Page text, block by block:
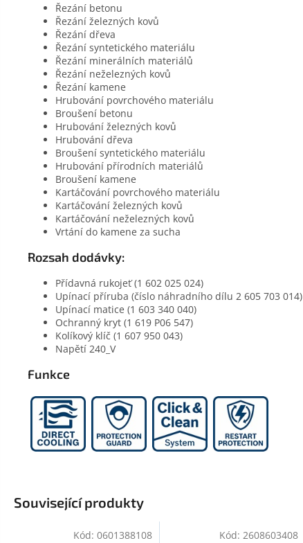
Související produkty
Kód: 0601388108 Kód: 2608603408
Řezání betonu
Řezání železných kovů
Řezání dřeva
Řezání syntetického materiálu
Řezání minerálních materiálů
Řezání neželezných kovů
Řezání kamene
Hrubování povrchového materiálu
Broušení betonu
Hrubování železných kovů
Hrubování dřeva
Broušení syntetického materiálu
Hrubování přírodních materiálů
Broušení kamene
Kartáčování povrchového materiálu
Kartáčování železných kovů
Kartáčování neželezných kovů
Vrtání do kamene za sucha
Rozsah dodávky:
Přídavná rukojeť (1 602 025 024)
Upínací příruba (číslo náhradního dílu 2 605 703 014)
Upínací matice (1 603 340 040)
Ochranný kryt (1 619 P06 547)
Kolíkový klíč (1 607 950 043)
Napětí 240_V
Funkce